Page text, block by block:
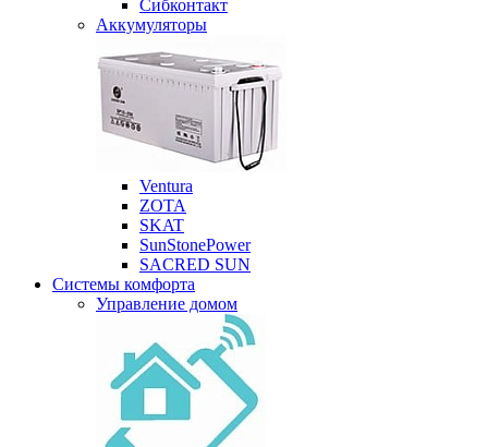
Сибконтакт
Аккумуляторы
Ventura
ZOTA
SKAT
SunStonePower
SACRED SUN
Системы комфорта
Управление домом